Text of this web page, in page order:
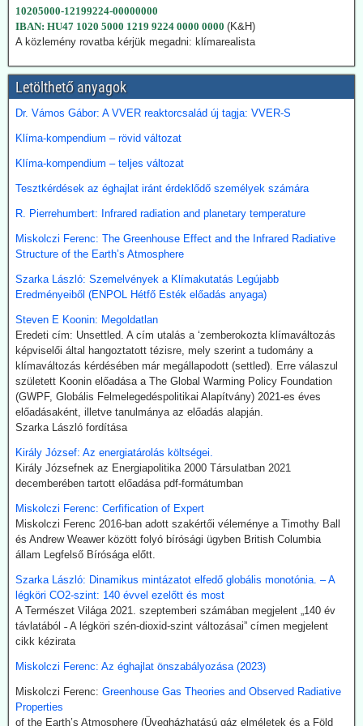
Hogy kedvezzen a nemzetközi klímalobbinak, Japán 2050-ig
vállalta a teljes klímasemlegességet. De ahogy a realitás
bekopogtatott, azonnal ejtették a magas ívű terveket.
A japán Gazdasági, Kereskedelmi és Ipari Minisztérium (METI)
képviselői kijelentették, hogy a széntermelés bővítése azonnali
megoldást jelent a földgáz-megtakarításra. Mivel Japán a Hormuz
szoroson keresztül kapta olaj és földgázszállítmányait, a
Emellett megnöveli saját kitermelését, és kacsingat az orosz
beszállításokra is.
2026.07.22. Finance.yahoo: Kerozin a hulladék
étolajból és egyéb alternatív forrásokból - India a
A növényi olaj- és állati zsírhulladékból nemcsak autóüzemanyagot
lehet gyártani, hanem kerozint is. Az így nyert üzemanyag neve
Sustainable Aviation Fuel (fenntartható kerozin, SAF). Előállítása
ma 2-5-ször drágább, mint a hagyományos keroziné, de
üzemanyag iránt.
India új utat céloz meg az előállításnál. A mezőgazdasági
hulladékokból (magas CO-tartalmú) szintézisgázt lehet gyártani,
amit a Fischer-Tropsch eljárás szerint hidrogénnel reagáltatva
folyékony szénhidrogén-keveréket, azaz benzint kapunk. A folyamat
megfelelő irányításánál a végtermék kerozin. A hidrogént -
legalábbis indiai források szerint elektrolízissel kívánják előállítani.
Kommentárunk: Semmi kifogásunk nincs a zöld technológiák ellen.
Problémánk avval van, ha a zöldenergiagyártás súlyos állami, értsd
adófizetői szubvenciókból akar megélni - az idők végezetéig.
2026.07.21. Uncut-News: Ki hozta a köztudatba a
klíma-lezárásokat a kovid-lezárások mintájára?
Google és az egyéb MI által támogatott keresők szerint a
klímavészhelyzet miatti lezárások csupáncsak összeesküvés-
elmélet. Az igazság evvel szemben az, hogy a fogalmat egy, a
WHO megbízásából dolgozó közgazdász alkotta meg 2020
októberében. A támogatók között ott volt a Soros-alapítvány és a
világ legnagyobb vállalatait összefogó World Business Council for
Sustainable Development. Az illető szerint a klímavészhelyzet
miatti lezárások a vörös hús fogyasztásának tilalmát, a személyes
kitermelésének megszüntetését és további energiaügyi
intézkedéseket jelentenének.
Hogy erre (egyelőre legalább is) nem került sor, az az ún.
összeesküvés-elmélet terjesztőknek, azaz az információk
10205000-12199224-00000000
IBAN: HU47 1020 5000 1219 9224 0000 0000 (K&H)
A közlemény rovatba kérjük megadni: klímarealista
Letölthető anyagok
Dr. Vámos Gábor: A VVER reaktorcsalád új tagja: VVER-S
Klíma-kompendium – rövid változat
Klíma-kompendium – teljes változat
Tesztkérdések az éghajlat iránt érdeklődő személyek számára
R. Pierrehumbert: Infrared radiation and planetary temperature
Miskolczi Ferenc: The Greenhouse Effect and the Infrared Radiative
Structure of the Earth’s Atmosphere
Szarka László: Szemelvények a Klímakutatás Legújabb
Eredményeiből (ENPOL Hétfő Esték előadás anyaga)
Steven E Koonin: Megoldatlan
Eredeti cím: Unsettled. A cím utalás a ‘zemberokozta klímaváltozás
képviselői által hangoztatott tézisre, mely szerint a tudomány a
klímaváltozás kérdésében már megállapodott (settled). Erre válaszul
született Koonin előadása a The Global Warming Policy Foundation
(GWPF, Globális Felmelegedéspolitikai Alapítvány) 2021-es éves
előadásaként, illetve tanulmánya az előadás alapján.
Szarka László fordítása
Király József: Az energiatárolás költségei.
Király Józsefnek az Energiapolitika 2000 Társulatban 2021
decemberében tartott előadása pdf-formátumban
Miskolczi Ferenc: Cerfification of Expert
Miskolczi Ferenc 2016-ban adott szakértői véleménye a Timothy Ball
és Andrew Weawer között folyó bírósági ügyben British Columbia
állam Legfelső Bírósága előtt.
Szarka László: Dinamikus mintázatot elfedő globális monotónia. – A
légköri CO2-szint: 140 évvel ezelőtt és most
A Természet Világa 2021. szeptemberi számában megjelent „140 év
távlatából ˗ A légköri szén-dioxid-szint változásai” címen megjelent
cikk kézirata
Miskolczi Ferenc: Az éghajlat önszabályozása (2023)
Miskolczi Ferenc: Greenhouse Gas Theories and Observed Radiative
Properties
of the Earth’s Atmosphere (Üvegházhatású gáz elméletek és a Föld